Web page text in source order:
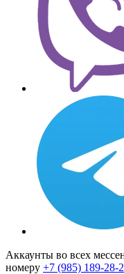
Аккаунты во всех
номеру +7 (985) 189-28-